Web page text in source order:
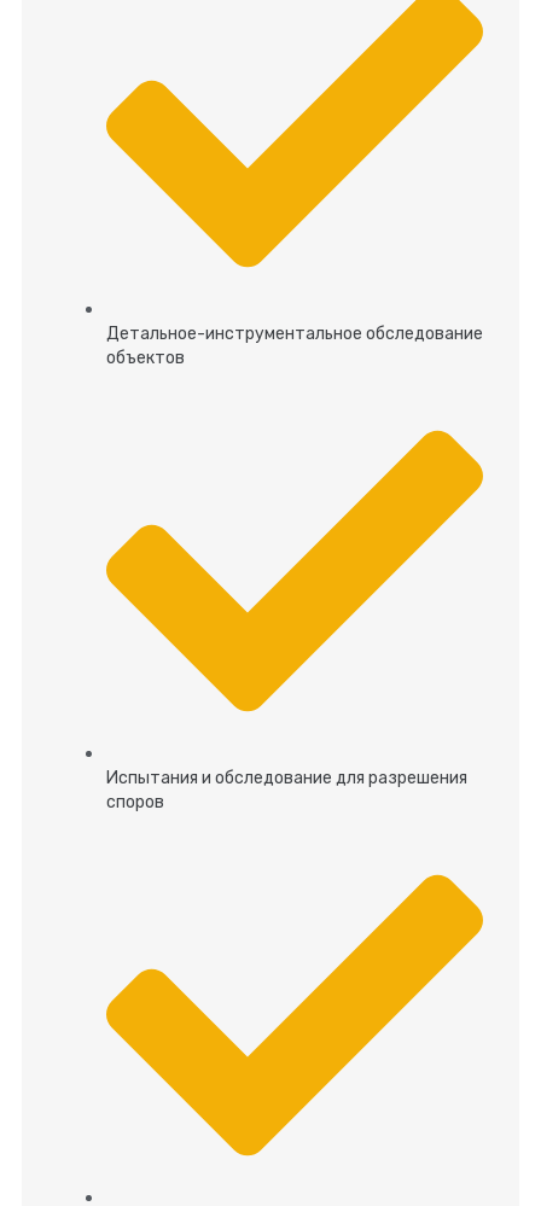
Детальное-инструментальное обследование
объектов
Испытания и обследование для разрешения
споров